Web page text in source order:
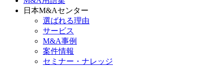
日本M&Aセンター
選ばれる理由
サービス
M&A事例
案件情報
セミナー・ナレッジ